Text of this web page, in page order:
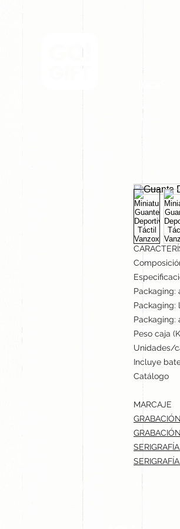
Packaging:
Packaging:
Packaging:
Peso caja
Unidades/
Incluye
Catálogo
MARCAJE